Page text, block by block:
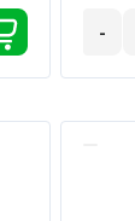
-